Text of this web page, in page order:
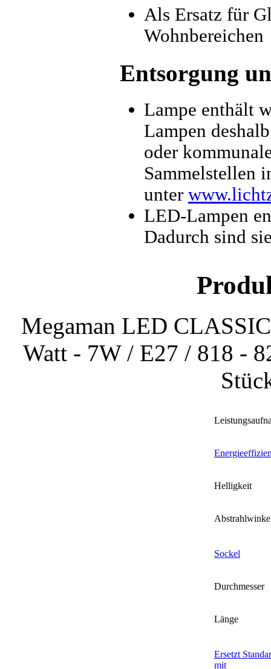
Als Ersatz für
Wohnbereichen
Entsorgung
Lampe enthält
Lampen
oder
Sammelstellen
unter
LED-Lampen
Dadurch sind
Megaman LED
Watt - 7W / E27 / 818 -
Helligkeit
Sockel
Durchmesser
Länge
Ersetzt
mit